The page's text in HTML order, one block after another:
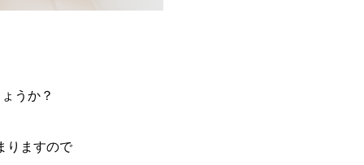
うか？
りますので